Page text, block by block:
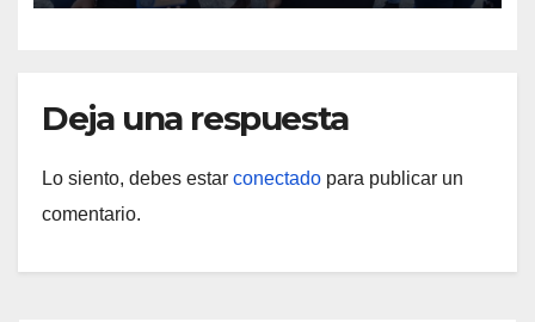
Deja una respuesta
Lo siento, debes estar conectado para publicar un
comentario.